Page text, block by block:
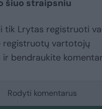
šiuo straipsniu
tik Lrytas registruoti
registruotų vartotojų
bendraukite
Rodyti komentarus